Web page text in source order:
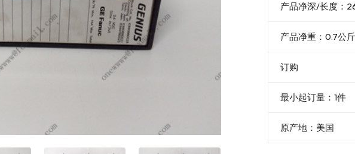
产品净深/长度：
产品净重：0.7公斤
订购
最小起订量：1件
原产地：美国